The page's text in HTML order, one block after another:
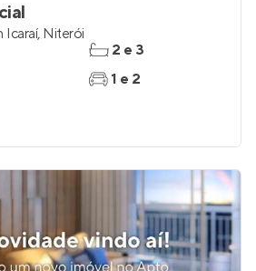
Icaraí, Niterói
2 e 3
1 e 2